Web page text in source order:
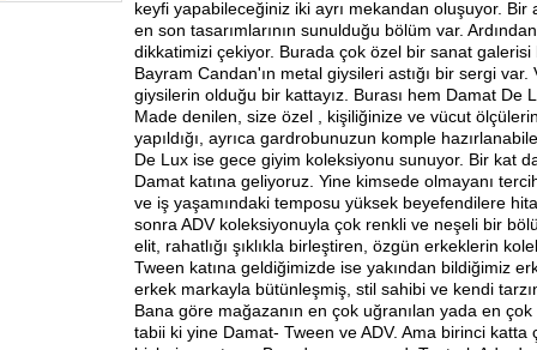
keyfi yapabileceğiniz iki ayrı mekandan oluşuyor. Bir
en son tasarımlarının sunulduğu bölüm var.
dikkatimizi çekiyor. Burada çok özel bir sanat galerisi
Bayram Candan'ın metal giysileri astığı bir sergi var.
giysilerin olduğu bir kattayız. Burası hem Damat De
Made denilen, size özel , kişiliğinize ve vücut
yapıldığı, ayrıca gardrobunuzun komple
De Lux ise gece giyim koleksiyonu sunuyor. Bir kat
Damat katına geliyoruz. Yine kimsede olmayanı
ve iş yaşamındaki temposu yüksek beyefendilere
sonra ADV koleksiyonuyla çok renkli ve neşeli bir
elit, rahatlığı şıklıkla birleştiren, özgün erkeklerin
Tween katına geldiğimizde ise yakından bildiğimiz
erkek markayla bütünleşmiş, stil sahibi ve kendi
Bana göre mağazanın en çok uğranılan yada en
tabii ki yine Damat- Tween ve ADV. Ama birinci katta